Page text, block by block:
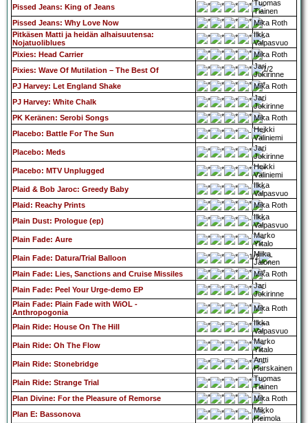
Pissed Jeans: King of Jeans
Tuomas
Tiainen
Pissed Jeans: Why Love Now
Mika Roth
Pitkäsen Matti ja heidän alhaisuutensa:
Nojatuoliblues
Ilkka
Valpasvuo
Pixies: Head Carrier
Mika Roth
Pixies: Wave Of Mutilation – The Best Of
Jari
Jokirinne
PJ Harvey: Let England Shake
Mika Roth
PJ Harvey: White Chalk
Jari
Jokirinne
PK Keränen: Serobi Songs
Mika Roth
Placebo: Battle For The Sun
Heikki
Väliniemi
Placebo: Meds
Jari
Jokirinne
Placebo: MTV Unplugged
Heikki
Väliniemi
Plaid & Bob Jaroc: Greedy Baby
Ilkka
Valpasvuo
Plaid: Reachy Prints
Mika Roth
Plain Dust: Prologue (ep)
Ilkka
Valpasvuo
Plain Fade: Aure
Marko
Ylitalo
Plain Fade: Datura/Trial Balloon
Miika
Jalonen
Plain Fade: Lies, Sanctions and Cruise Missiles
Mika Roth
Plain Fade: Peel Your Urge-demo EP
Jari
Jokirinne
Plain Fade: Plain Fade with WiOL -
Anthropogonia
Mika Roth
Plain Ride: House On The Hill
Ilkka
Valpasvuo
Plain Ride: Oh The Flow
Marko
Ylitalo
Plain Ride: Stonebridge
Antti
Hurskainen
Plain Ride: Strange Trial
Tuomas
Tiainen
Plan Divine: For the Pleasure of Remorse
Mika Roth
Plan E: Bassonova
Mikko
Heimola